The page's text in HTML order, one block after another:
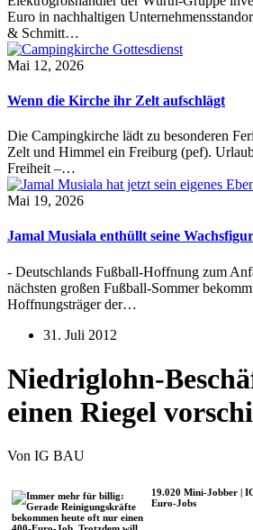
Euro in nachhaltigen
& Schmitt…
Mai 12, 2026
Wenn die Kirche ihr Zelt aufschlägt
Die Campingkirche lädt zu besonderen
Zelt und Himmel ein Freiburg (pef).
Freiheit –…
Mai 19, 2026
Jamal Musiala enthüllt seine Wachsfigur
- Deutschlands Fußball-Hoffnung zum
nächsten großen Fußball-Sommer
Hoffnungsträger der…
31. Juli 2012
Niedriglohn-
einen Riegel
Von IG BAU
19.020 Mini-Jobber |
Euro-Jobs